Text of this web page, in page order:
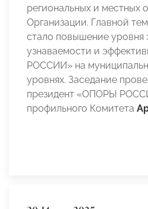
региональных и местных
Организации. Главной
стало повышение уровня
узнаваемости и
РОССИИ» на
уровнях. Заседание
президент «ОПОРЫ
профильного Комитета